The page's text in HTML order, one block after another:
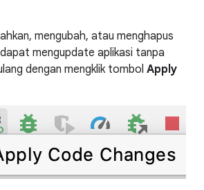
mengubah, atau menghapus
mengupdate aplikasi tanpa
dengan mengklik tombol Apply